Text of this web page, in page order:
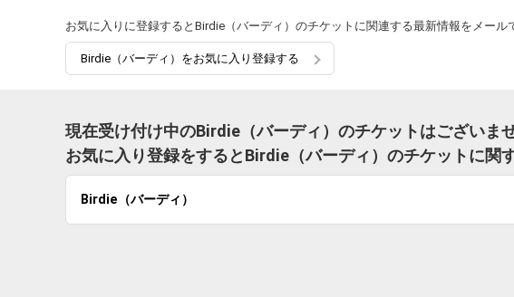
お気に入りに登録するとBirdie（バーディ）のチケットに関連する最新情報をメール
Birdie（バーディ）をお気に入り登録する
現在受け付け中のBirdie（バーディ）のチケットはございませ
お気に入り登録をするとBirdie（バーディ）のチケットに関
Birdie（バーディ）